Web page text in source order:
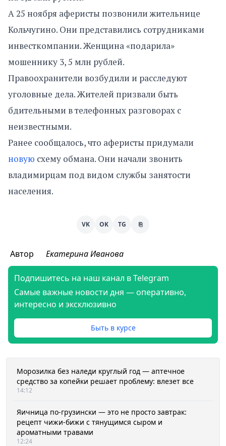
А 25 ноября аферисты позвонили жительнице
Кольчугино. Они представились сотрудниками
инвесткомпании. Женщина «подарила»
мошеннику 3, 5 млн рублей.
Правоохранители возбудили и расследуют
уголовные дела. Жителей призвали быть
бдительными в телефонных разговорах с
неизвестными.
Ранее сообщалось, что аферисты придумали
новую схему обмана. Они начали звонить
владимирцам под видом службы занятости
населения.
VK OK TG ⎘
Автор Екатерина Иванова
Подпишитесь на наш канал в Telegram
Самые важные новости дня — оперативно,
интересно и эксклюзивно
Быть в курсе
Морозилка без наледи круглый год — аптечное
средство за копейки решает проблему: влезет все
14:12
Яичница по-грузински — это не просто завтрак:
рецепт чижи-бижи с тянущимся сыром и
ароматными травами
12:24